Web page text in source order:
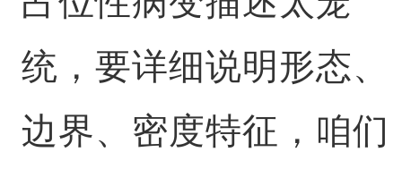
统，要详细说明形态、
边界、密度特征，咱们